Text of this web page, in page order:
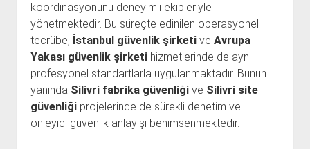
koordinasyonunu deneyimli ekipleriyle
yönetmektedir. Bu süreçte edinilen operasyonel
tecrübe, İstanbul güvenlik şirketive Avrupa
Yakası güvenlik şirketihizmetlerinde de aynı
profesyonel standartlarla uygulanmaktadır. Bunun
yanında Silivri fabrika güvenliğive Silivri site
güvenliğiprojelerinde de sürekli denetim ve
önleyici güvenlik anlayışı benimsenmektedir.